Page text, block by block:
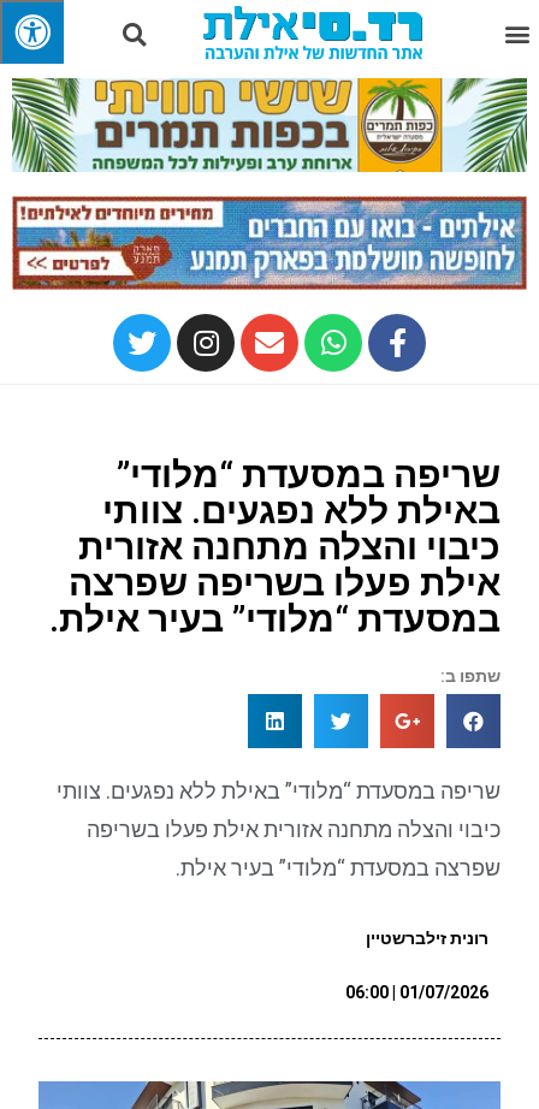
שריפה במסעדת “מלודי”
באילת ללא נפגעים. צוותי
כיבוי והצלה מתחנה אזורית
אילת פעלו בשריפה שפרצה
במסעדת “מלודי” בעיר אילת.
שתפו ב:
שריפה במסעדת “מלודי” באילת ללא נפגעים. צוותי
כיבוי והצלה מתחנה אזורית אילת פעלו בשריפה
שפרצה במסעדת “מלודי” בעיר אילת.
רונית זילברשטיין
01/07/2026 | 06:00